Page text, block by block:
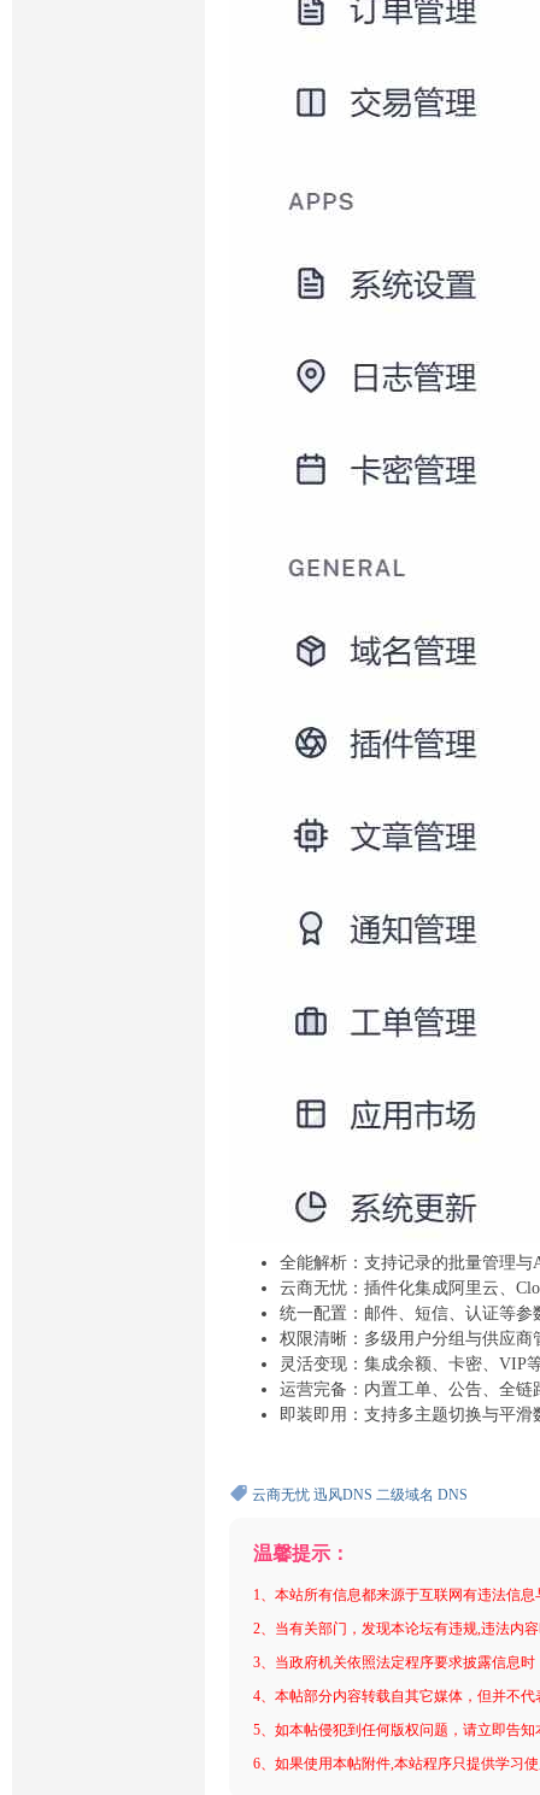
全能解析：支持记录的批量管理与
云商无忧：插件化集成阿里云、
统一配置：邮件、短信、认证等参
权限清晰：多级用户分组与供应商
灵活变现：集成余额、卡密、VIP
运营完备：内置工单、公告、全链
即装即用：支持多主题切换与平
云商无忧 迅风DNS 二级域名 DNS
温馨提示：
1、本站所有信息都来源于互联网有违法信
2、当有关部门，发现本论坛有违规,违法内
3、当政府机关依照法定程序要求披露信息
4、本帖部分内容转载自其它媒体，但并不
5、如本帖侵犯到任何版权问题，请立即告
6、如果使用本帖附件,本站程序只提供学习